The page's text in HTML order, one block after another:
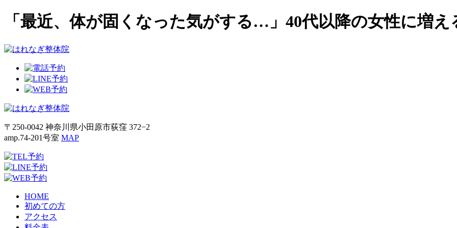
「最近、体が固くなった気がする…」40代以降の女性に増え
〒250-0042 神奈川県小田原市荻窪 372−2
amp.74-201号室 MAP
HOME
初めての方
アクセス